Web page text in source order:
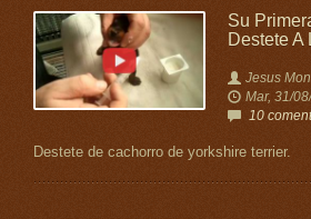
Su
Destete A
Jesus
Mar, 31/
10
Destete de cachorro de yorkshire terrier.